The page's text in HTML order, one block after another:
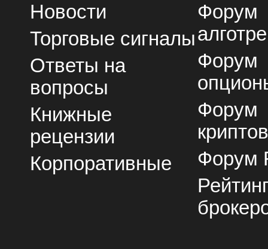
Новости
Торговые сигналы
Ответы на
вопросы
Книжные
рецензии
Корпоративные
Форум
Форум
Форум
Форум